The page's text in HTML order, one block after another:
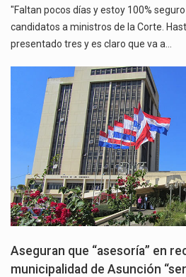
"Faltan pocos días y estoy 100%
candidatos a ministros de la Corte.
presentado tres y es claro que va a…
Aseguran que “asesoría” en
municipalidad de Asunción